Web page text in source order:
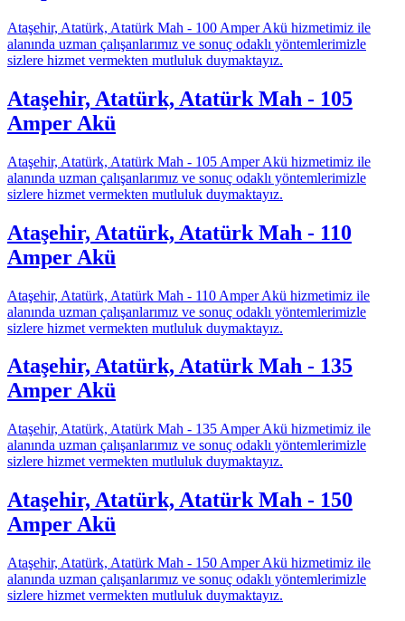
Ataşehir, Atatürk, Atatürk Mah - 100 Amper Akü hizmetimiz ile
alanında uzman çalışanlarımız ve sonuç odaklı yöntemlerimizle
sizlere hizmet vermekten mutluluk duymaktayız.
Ataşehir, Atatürk, Atatürk Mah - 105
Amper Akü
Ataşehir, Atatürk, Atatürk Mah - 105 Amper Akü hizmetimiz ile
alanında uzman çalışanlarımız ve sonuç odaklı yöntemlerimizle
sizlere hizmet vermekten mutluluk duymaktayız.
Ataşehir, Atatürk, Atatürk Mah - 110
Amper Akü
Ataşehir, Atatürk, Atatürk Mah - 110 Amper Akü hizmetimiz ile
alanında uzman çalışanlarımız ve sonuç odaklı yöntemlerimizle
sizlere hizmet vermekten mutluluk duymaktayız.
Ataşehir, Atatürk, Atatürk Mah - 135
Amper Akü
Ataşehir, Atatürk, Atatürk Mah - 135 Amper Akü hizmetimiz ile
alanında uzman çalışanlarımız ve sonuç odaklı yöntemlerimizle
sizlere hizmet vermekten mutluluk duymaktayız.
Ataşehir, Atatürk, Atatürk Mah - 150
Amper Akü
Ataşehir, Atatürk, Atatürk Mah - 150 Amper Akü hizmetimiz ile
alanında uzman çalışanlarımız ve sonuç odaklı yöntemlerimizle
sizlere hizmet vermekten mutluluk duymaktayız.